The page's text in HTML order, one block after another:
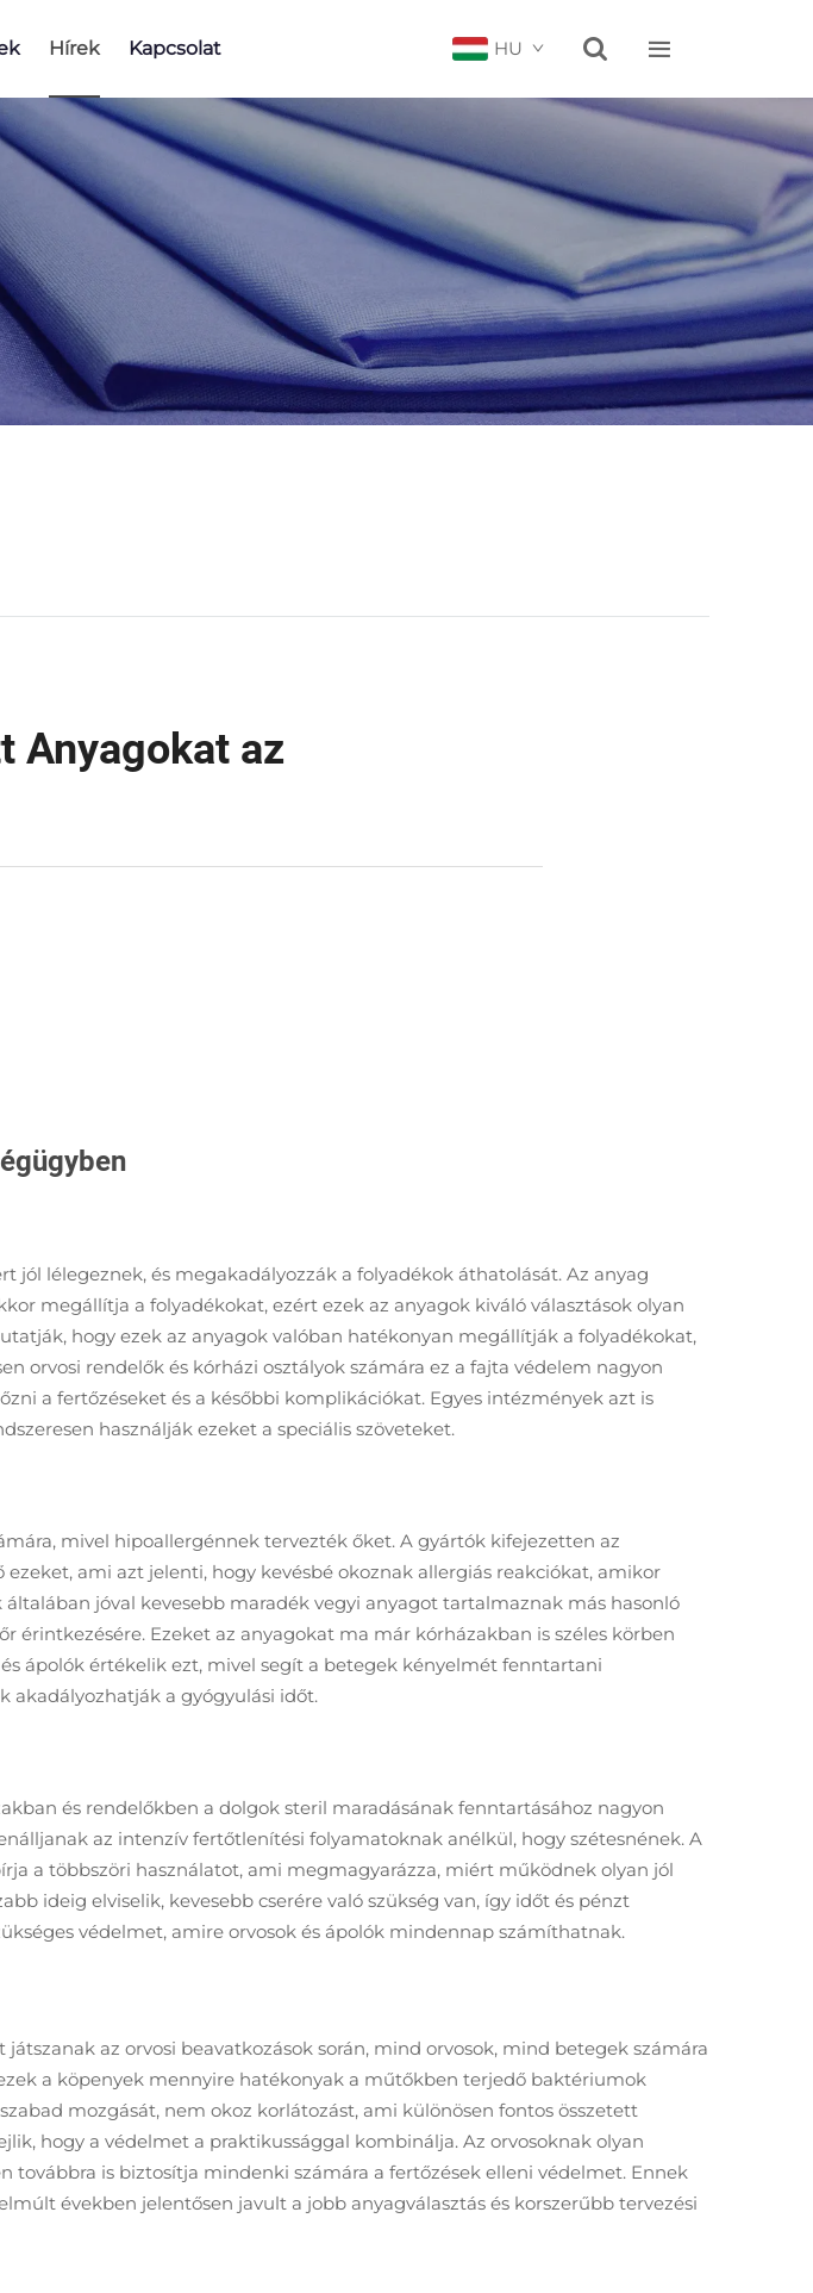
Hírek Kapcsolat HU  
Anyagokat az
lélegeznek, és megakadályozzák a folyadékok áthatolását. Az anyag
megállítja a folyadékokat, ezért ezek az anyagok kiváló választások olyan
hogy ezek az anyagok valóban hatékonyan megállítják a folyadékokat,
orvosi rendelők és kórházi osztályok számára ez a fajta védelem nagyon
a fertőzéseket és a későbbi komplikációkat. Egyes intézmények azt is
használják ezeket a speciális szöveteket.
mivel hipoallergénnek tervezték őket. A gyártók kifejezetten az
ami azt jelenti, hogy kevésbé okoznak allergiás reakciókat, amikor
jóval kevesebb maradék vegyi anyagot tartalmaznak más hasonló
Ezeket az anyagokat ma már kórházakban is széles körben
ápolók értékelik ezt, mivel segít a betegek kényelmét fenntartani
akadályozhatják a gyógyulási időt.
és rendelőkben a dolgok steril maradásának fenntartásához nagyon
az intenzív fertőtlenítési folyamatoknak anélkül, hogy szétesnének. A
a többszöri használatot, ami megmagyarázza, miért működnek olyan jól
ideig elviselik, kevesebb cserére való szükség van, így időt és pénzt
védelmet, amire orvosok és ápolók mindennap számíthatnak.
az orvosi beavatkozások során, mind orvosok, mind betegek számára
a köpenyek mennyire hatékonyak a műtőkben terjedő baktériumok
mozgását, nem okoz korlátozást, ami különösen fontos összetett
hogy a védelmet a praktikussággal kombinálja. Az orvosoknak olyan
is biztosítja mindenki számára a fertőzések elleni védelmet. Ennek
években jelentősen javult a jobb anyagválasztás és korszerűbb tervezési